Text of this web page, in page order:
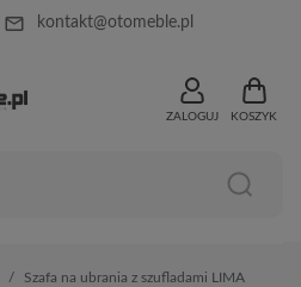
mail_outline kontakt@otomeble.pl
ZALOGUJ KOSZYK
Szafa na ubrania z szufladami LIMA